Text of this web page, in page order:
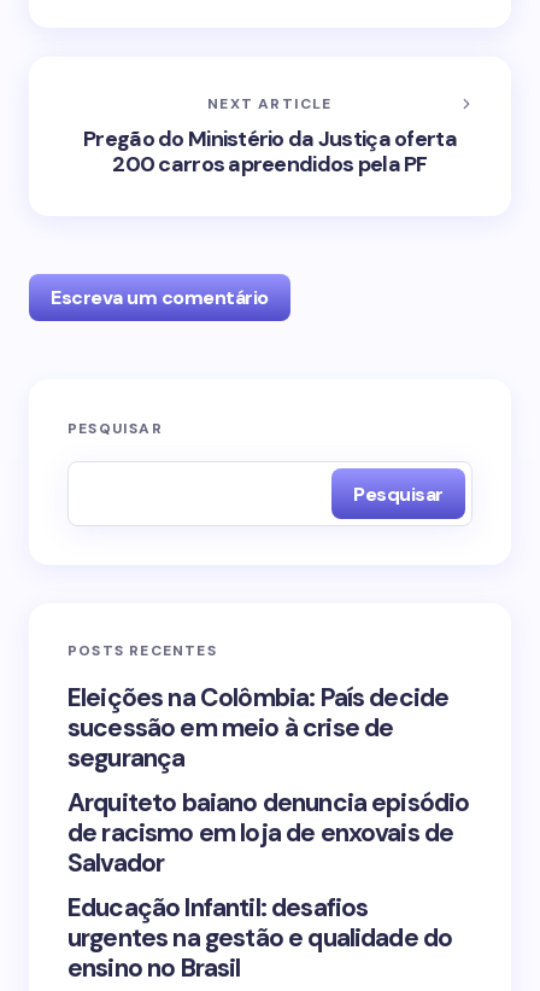
NEXT ARTICLE
Pregão do Ministério da Justiça oferta
200 carros apreendidos pela PF
Escreva um comentário
O seu endereço de e-mail não será publicado.
Your Comment *
Save my name and email in this browser for the
Submit Comment
PESQUISAR
Pesquisar
POSTS RECENTES
Eleições na Colômbia: País decide
sucessão em meio à crise de
segurança
Arquiteto baiano denuncia episódio
de racismo em loja de enxovais de
Salvador
Educação Infantil: desafios
urgentes na gestão e qualidade do
ensino no Brasil